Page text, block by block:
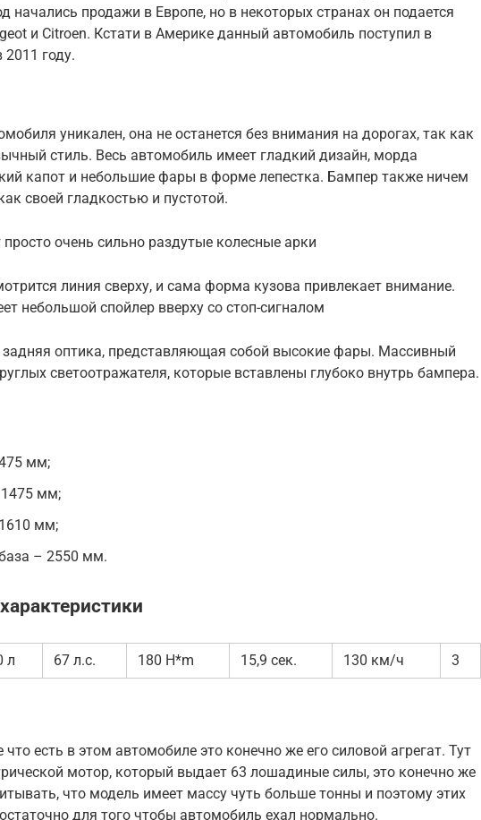
начались продажи в Европе, но в некоторых странах он подается
и Citroen. Кстати в Америке данный автомобиль поступил в
году.
уникален, она не останется без внимания на дорогах, так как
стиль. Весь автомобиль имеет гладкий дизайн, морда
капот и небольшие фары в форме лепестка. Бампер также ничем
своей гладкостью и пустотой.
очень сильно раздутые колесные арки
линия сверху, и сама форма кузова привлекает внимание.
небольшой спойлер вверху со стоп-сигналом
оптика, представляющая собой высокие фары. Массивный
светоотражателя, которые вставлены глубоко внутрь бампера.
мм;
мм;
мм;
– 2550 мм.
л 67 л.с. 180 H*m 15,9 сек. 130 км/ч 3
что есть в этом автомобиле это конечно же его силовой агрегат. Тут
мотор, который выдает 63 лошадиные силы, это конечно же
что модель имеет массу чуть больше тонны и поэтому этих
для того чтобы автомобиль ехал нормально.